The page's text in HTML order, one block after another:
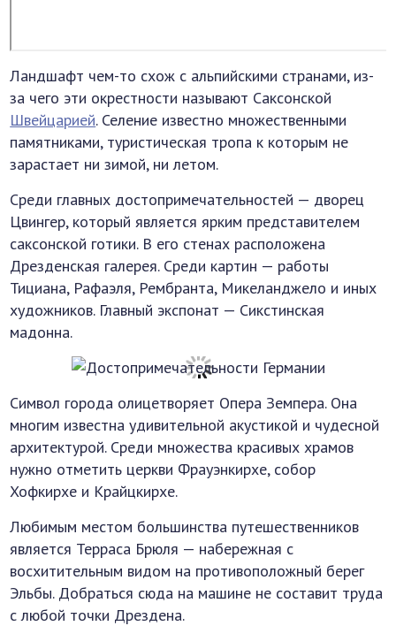
Ландшафт чем-то схож с альпийскими странами, из-
за чего эти окрестности называют Саксонской
Швейцарией. Селение известно множественными
памятниками, туристическая тропа к которым не
зарастает ни зимой, ни летом.
Среди главных достопримечательностей — дворец
Цвингер, который является ярким представителем
саксонской готики. В его стенах расположена
Дрезденская галерея. Среди картин — работы
Тициана, Рафаэля, Рембранта, Микеланджело и иных
художников. Главный экспонат — Сикстинская
мадонна.
Символ города олицетворяет Опера Земпера. Она
многим известна удивительной акустикой и чудесной
архитектурой. Среди множества красивых храмов
нужно отметить церкви Фрауэнкирхе, собор
Хофкирхе и Крайцкирхе.
Любимым местом большинства путешественников
является Терраса Брюля — набережная с
восхитительным видом на противоположный берег
Эльбы. Добраться сюда на машине не составит труда
с любой точки Дрездена.